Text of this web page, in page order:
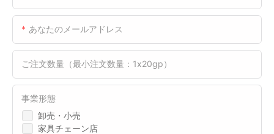
あなたのメールアドレス
ご注文数量（最小注文数量：1x20gp）
卸売・小売
家具チェーン店
事業形態